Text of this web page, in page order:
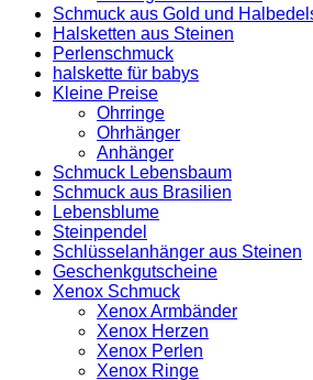
Schmuck aus Gold und
Halsketten aus Steinen
Perlenschmuck
halskette für babys
Kleine Preise
Ohrringe
Ohrhänger
Anhänger
Schmuck Lebensbaum
Schmuck aus Brasilien
Lebensblume
Steinpendel
Schlüsselanhänger aus Steinen
Geschenkgutscheine
Xenox Schmuck
Xenox Armbänder
Xenox Herzen
Xenox Perlen
Xenox Ringe